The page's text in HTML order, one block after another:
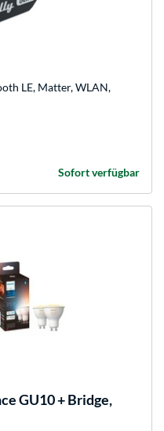
LE, Matter, WLAN,
Sofort verfügbar
GU10 + Bridge,